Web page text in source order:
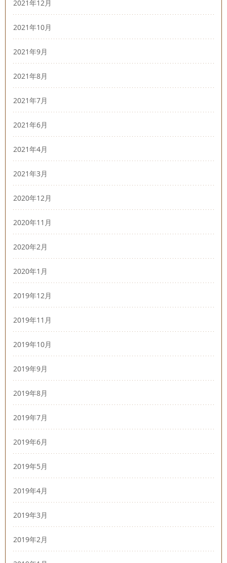
2021年12月
2021年10月
2021年9月
2021年8月
2021年7月
2021年6月
2021年4月
2021年3月
2020年12月
2020年11月
2020年2月
2020年1月
2019年12月
2019年11月
2019年10月
2019年9月
2019年8月
2019年7月
2019年6月
2019年5月
2019年4月
2019年3月
2019年2月